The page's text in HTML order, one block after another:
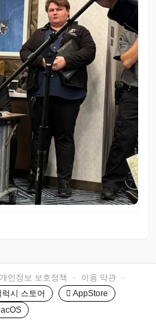
개인정보 보호정책 · 이용 약관
·
럭시 스토어
 AppStore